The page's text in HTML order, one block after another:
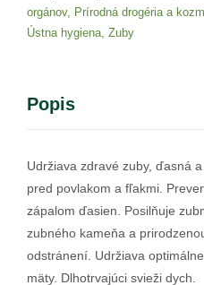
orgánov, Prírodná drogéria a
Ústna hygiena Zuby
Popis
Udržiava zdravé zuby, ďasná
pred povlakom a fľakmi.
zápalom ďasien. Posilňuje
zubného kameňa a
odstránení. Udržiava
mäty. Dlhotrvajúci svieži dych.